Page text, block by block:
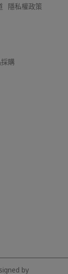
隱私權政策
購
by